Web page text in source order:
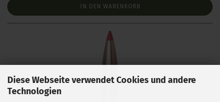
Diese Webseite verwendet Cookies und andere
Technologien
IN DEN WARENKORB